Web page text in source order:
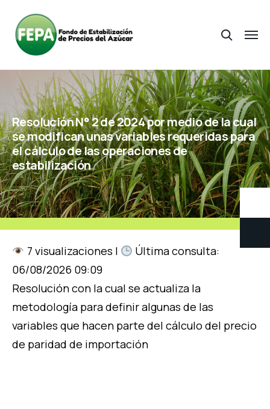
Resolución N° 2 de 2024 por medio de la cual
se modifican unas variables requeridas para
el cálculo de las operaciones de
estabilización
7 visualizaciones |
Última consulta:
06/08/2026 09:09
Resolución con la cual se actualiza la
metodología para definir algunas de las
variables que hacen parte del cálculo del precio
de paridad de importación